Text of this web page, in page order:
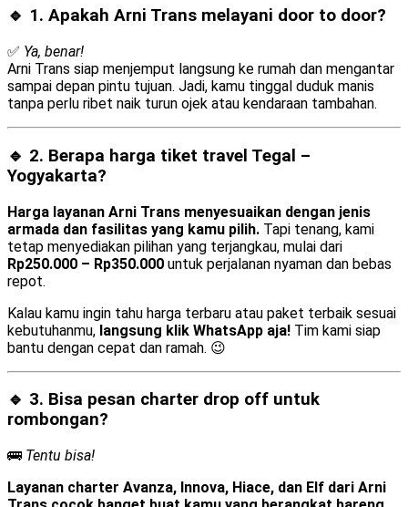
🔹 1. Apakah Arni Trans melayani door to door?
✅ Ya, benar!
Arni Trans siap menjemput langsung ke rumah dan mengantar
sampai depan pintu tujuan. Jadi, kamu tinggal duduk manis
tanpa perlu ribet naik turun ojek atau kendaraan tambahan.
🔹 2. Berapa harga tiket travel Tegal –
Yogyakarta?
Harga layanan Arni Trans menyesuaikan dengan jenis
armada dan fasilitas yang kamu pilih. Tapi tenang, kami
tetap menyediakan pilihan yang terjangkau, mulai dari
Rp250.000 – Rp350.000 untuk perjalanan nyaman dan bebas
repot.
Kalau kamu ingin tahu harga terbaru atau paket terbaik sesuai
kebutuhanmu, langsung klik WhatsApp aja! Tim kami siap
bantu dengan cepat dan ramah. 😉
🔹 3. Bisa pesan charter drop off untuk
rombongan?
🚌 Tentu bisa!
Layanan charter Avanza, Innova, Hiace, dan Elf dari Arni